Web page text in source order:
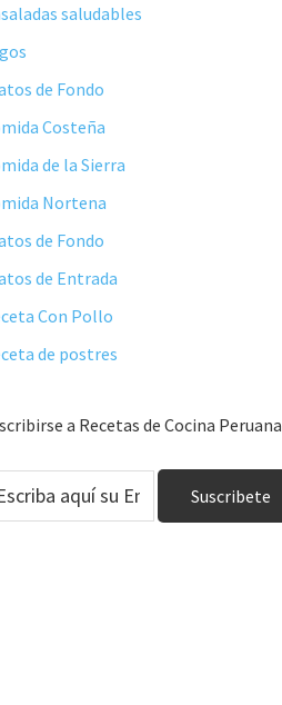
saludables
de Fondo
Costeña
de la Sierra
Nortena
de Fondo
de Entrada
Con Pollo
de postres
a Recetas de Cocina Peruana